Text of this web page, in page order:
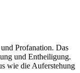
Profanation. Das
und Entheiligung.
wie die Auferstehung